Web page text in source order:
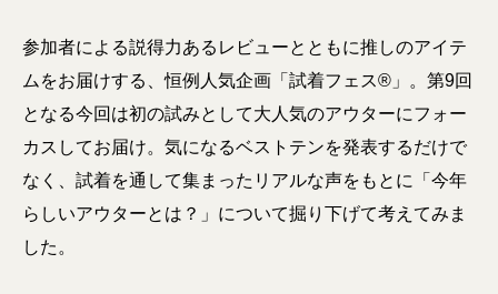
参加者による説得力あるレビューとともに推しのアイテ
ムをお届けする、恒例人気企画「試着フェス®」。第9回
となる今回は初の試みとして大人気のアウターにフォー
カスしてお届け。気になるベストテンを発表するだけで
なく、試着を通して集まったリアルな声をもとに「今年
らしいアウターとは？」について掘り下げて考えてみま
した。